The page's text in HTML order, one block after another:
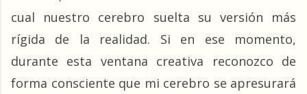
cual nuestro cerebro suelta su versión más
rígida de la realidad. Si en ese momento,
durante esta ventana creativa reconozco de
forma consciente que mi cerebro se apresurará